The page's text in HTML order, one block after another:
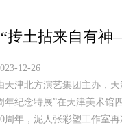
抟土拈来自有
12-26
天津北方演艺集团主办，
年纪念特展”在天津美术馆
周年，泥人张彩塑工作室